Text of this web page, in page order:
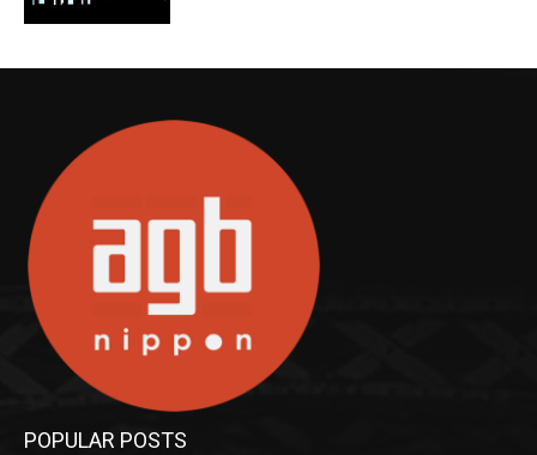
POPULAR POSTS